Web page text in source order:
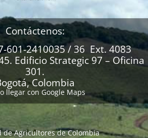
Contáctenos:
601-2410035 / 36 Ext. 4083
Edificio Strategic 97 – Oficina
301.
Colombia
llegar con Google Maps
de Agricultores de Colombia